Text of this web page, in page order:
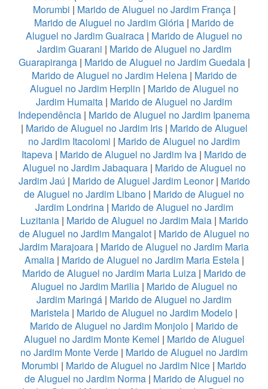
Morumbi | Marido de Aluguel no Jardim França|
Marido de Aluguel no Jardim Glória | Marido de
Aluguel no Jardim Guairaca | Marido de Aluguel no
Jardim Guarani | Marido de Aluguel no Jardim
Guarapiranga| Marido de Aluguel no Jardim Guedala|
Marido de Aluguel no Jardim Helena| Marido de
Aluguel no Jardim Herplin | Marido de Aluguel no
Jardim Humaita | Marido de Aluguel no Jardim
Independência | Marido de Aluguel no Jardim Ipanema
| Marido de Aluguel no Jardim Iris| Marido de Aluguel
no Jardim Itacolomi | Marido de Aluguel no Jardim
Itapeva | Marido de Aluguel no Jardim Iva | Marido de
Aluguel no Jardim Jabaquara| Marido de Aluguel no
Jardim Jaú | Marido de Aluguel Jardim Leonor| Marido
de Aluguel no Jardim Libano | Marido de Aluguel no
Jardim Londrina| Marido de Aluguel no Jardim
Luzitania| Marido de Aluguel no Jardim Maia| Marido
de Aluguel no Jardim Mangalot| Marido de Aluguel no
Jardim Marajoara | Marido de Aluguel no Jardim Maria
Amalia| Marido de Aluguel no Jardim Maria Estela|
Marido de Aluguel no Jardim Maria Luiza | Marido de
Aluguel no Jardim Marilia| Marido de Aluguel no
Jardim Maringá | Marido de Aluguel no Jardim
Maristela | Marido de Aluguel no Jardim Modelo |
Marido de Aluguel no Jardim Monjolo | Marido de
Aluguel no Jardim Monte Kemel | Marido de Aluguel
no Jardim Monte Verde | Marido de Aluguel no Jardim
Morumbi | Marido de Aluguel no Jardim Nice | Marido
de Aluguel no Jardim Norma| Marido de Aluguel no